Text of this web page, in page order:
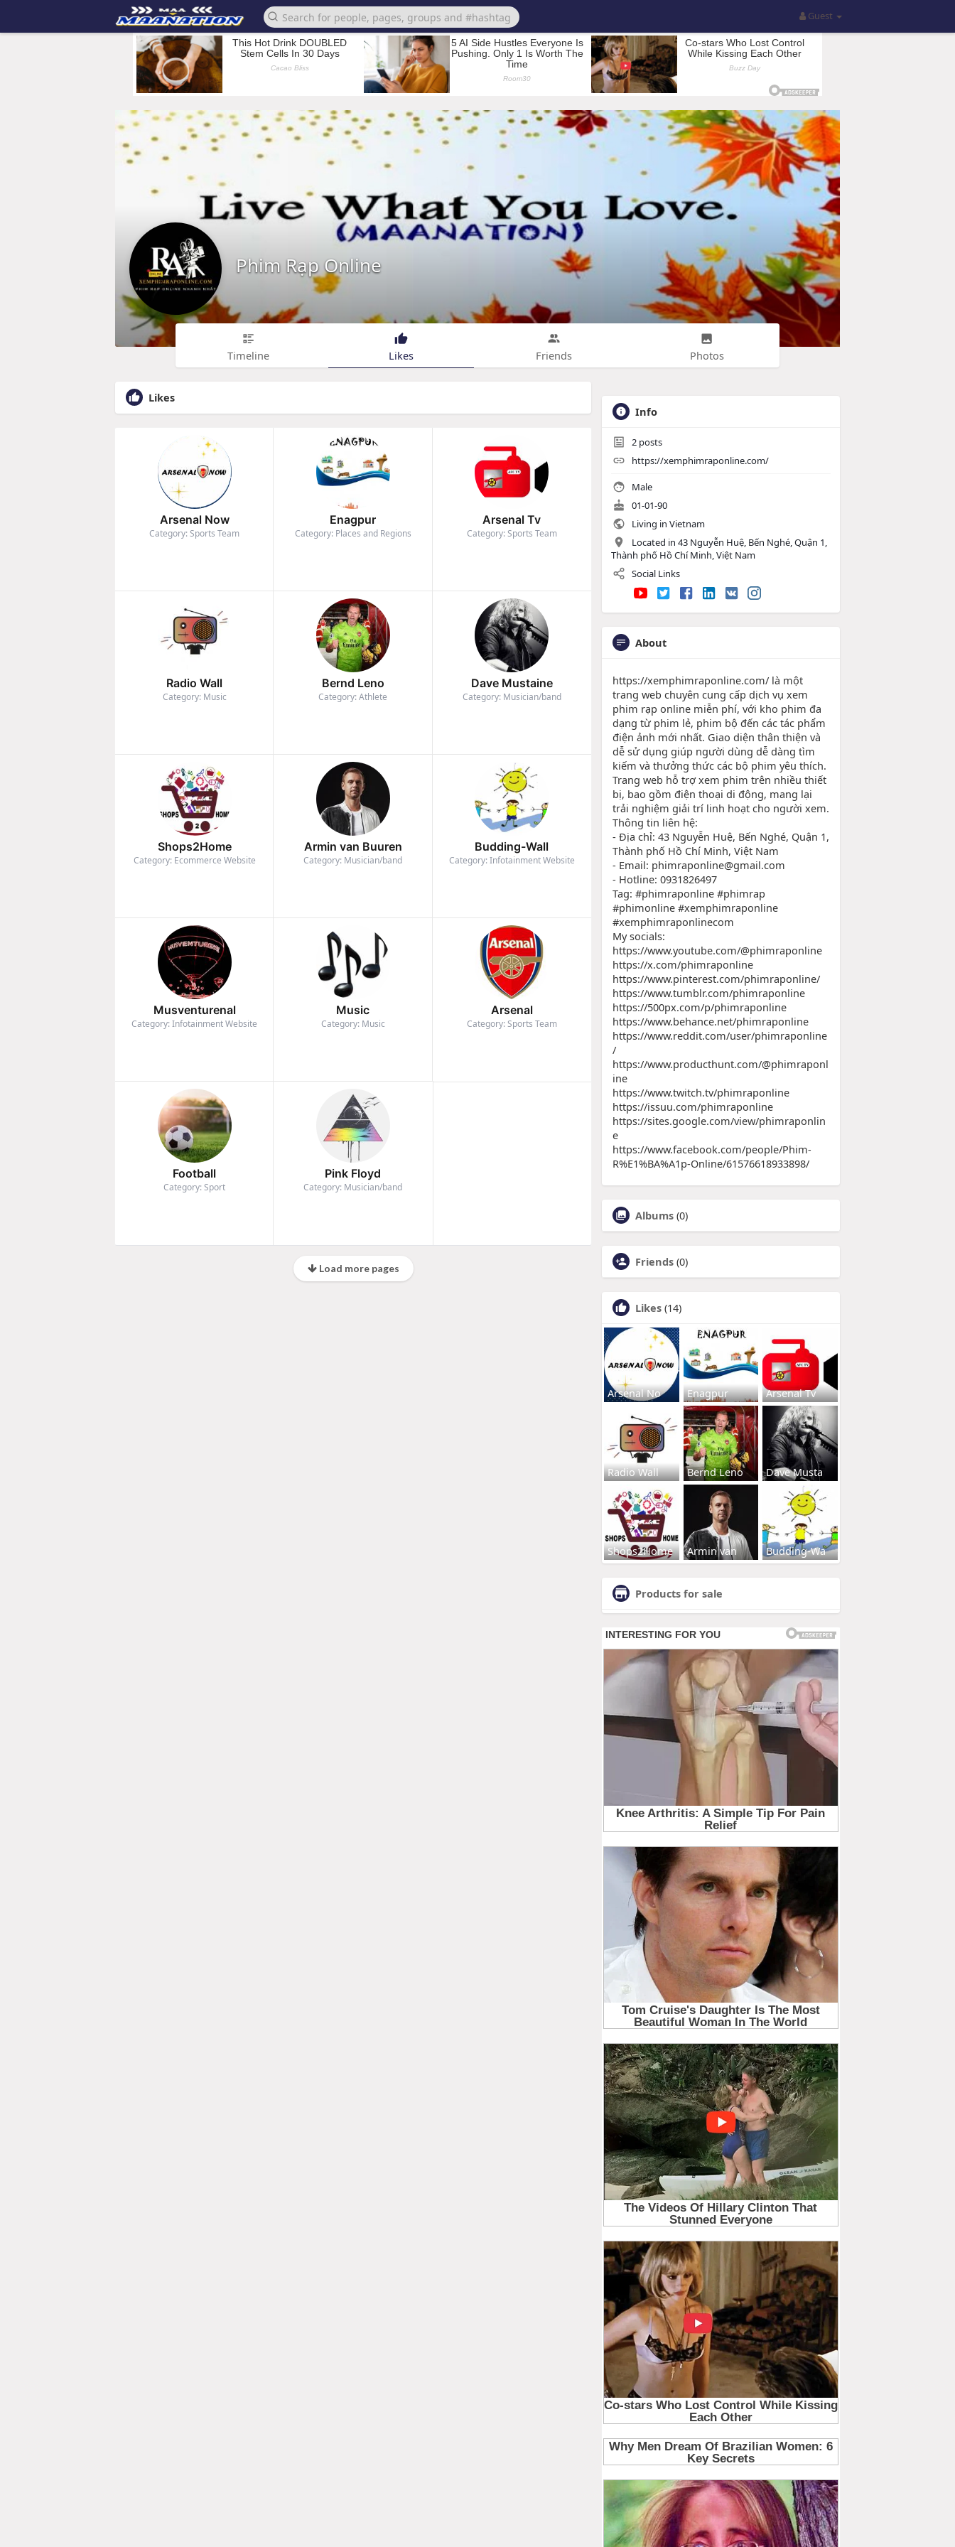
Guest
Phim Rạp Online
Timeline Likes Friends Photos
Likes
Arsenal Now
Category: Sports Team
Enagpur
Category: Places and Regions
Arsenal Tv
Category: Sports Team
Radio Wall
Category: Music
Bernd Leno
Category: Athlete
Dave Mustaine
Category: Musician/band
Shops2Home
Category: Ecommerce Website
Armin van Buuren
Category: Musician/band
Budding-Wall
Category: Infotainment Website
Musventurenal
Category: Infotainment Website
Music
Category: Music
Arsenal
Category: Sports Team
Football
Category: Sport
Pink Floyd
Category: Musician/band
Load more pages
Info
2 posts
https://xemphimraponline.com/
Male
01-01-90
Living in Vietnam
Located in 43 Nguyễn Huệ, Bến Nghé, Quận 1,
Thành phố Hồ Chí Minh, Việt Nam
Social Links
About
https://xemphimraponline.com/ là một
trang web chuyên cung cấp dịch vụ xem
phim rạp online miễn phí, với kho phim đa
dạng từ phim lẻ, phim bộ đến các tác phẩm
điện ảnh mới nhất. Giao diện thân thiện và
dễ sử dụng giúp người dùng dễ dàng tìm
kiếm và thưởng thức các bộ phim yêu thích.
Trang web hỗ trợ xem phim trên nhiều thiết
bị, bao gồm điện thoại di động, mang lại
trải nghiệm giải trí linh hoạt cho người xem.
Thông tin liên hệ:
- Địa chỉ: 43 Nguyễn Huệ, Bến Nghé, Quận 1,
Thành phố Hồ Chí Minh, Việt Nam
- Email: phimraponline@gmail.com
- Hotline: 0931826497
Tag: #phimraponline #phimrap
#phimonline #xemphimraponline
#xemphimraponlinecom
My socials:
https://www.youtube.com/@phimraponline
https://x.com/phimraponline
https://www.pinterest.com/phimraponline/
https://www.tumblr.com/phimraponline
https://500px.com/p/phimraponline
https://www.behance.net/phimraponline
https://www.reddit.com/user/phimraponline
/
https://www.producthunt.com/@phimraponl
ine
https://www.twitch.tv/phimraponline
https://issuu.com/phimraponline
https://sites.google.com/view/phimraponlin
e
https://www.facebook.com/people/Phim-
R%E1%BA%A1p-Online/61576618933898/
Albums (0)
Friends (0)
Likes (14)
Arsenal No Enagpur Arsenal Tv
Radio Wall Bernd Leno Dave Musta
Shops2Home Armin van Budding-Wa
Products for sale